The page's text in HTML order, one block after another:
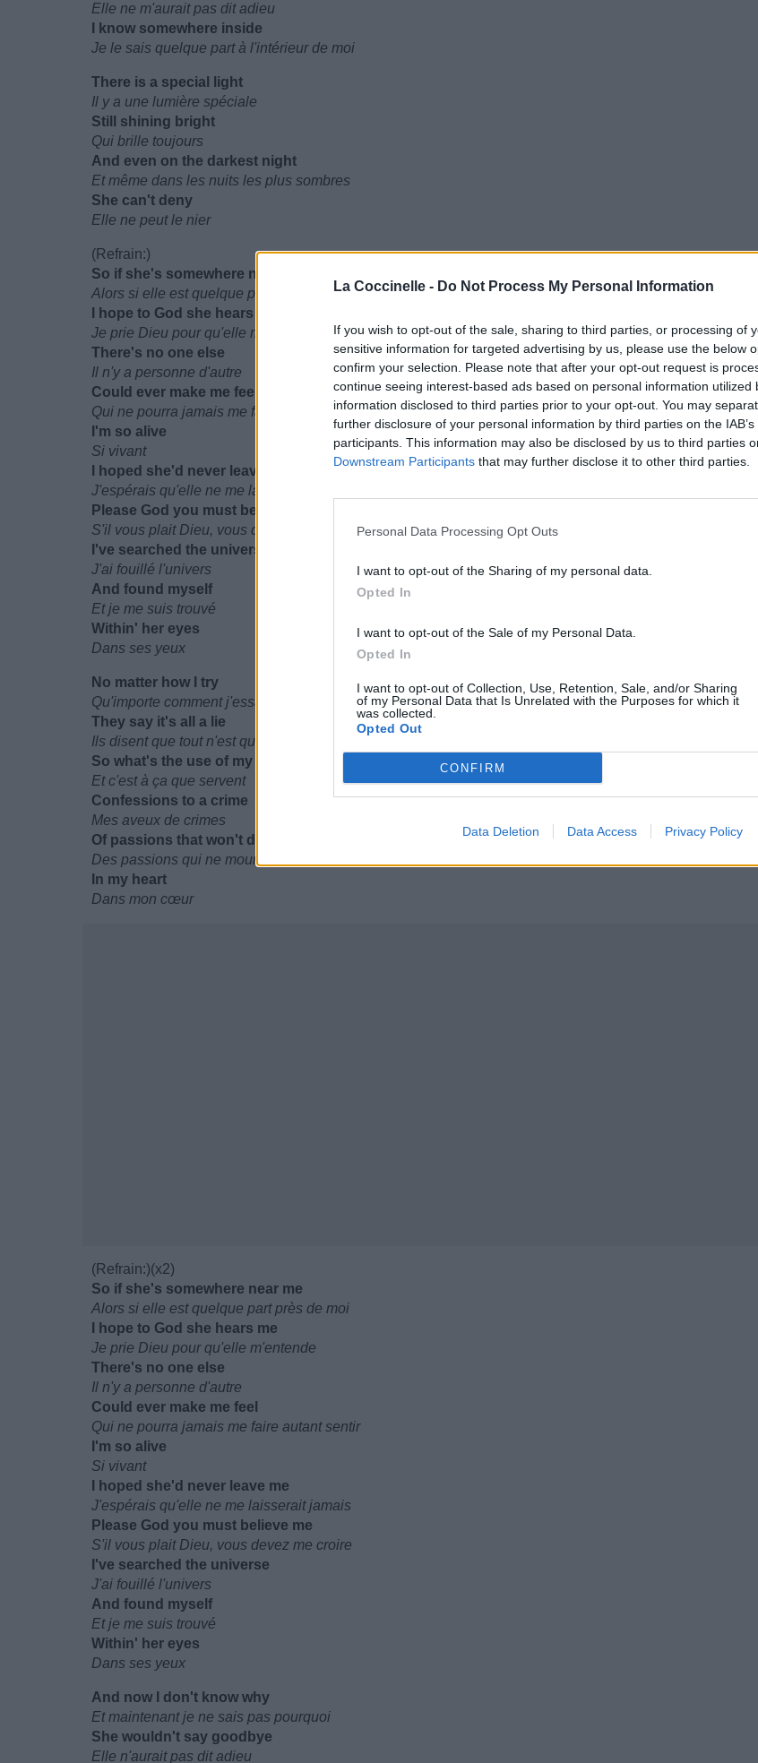
La Coccinelle - Do Not Process My Personal Information
If you wish to opt-out of the sale, sharing to third parties, or processing of
sensitive information for targeted advertising by us, please use the below
confirm your selection. Please note that after your opt-out request is
continue seeing interest-based ads based on personal information utilized
information disclosed to third parties prior to your opt-out. You may
further disclosure of your personal information by third parties on the
participants. This information may also be disclosed by us to third parties
Downstream Participants that may further disclose it to other third parties.
Personal Data Processing Opt Outs
I want to opt-out of the Sharing of my personal data.
Opted In
I want to opt-out of the Sale of my Personal Data.
Opted In
I want to opt-out of Collection, Use, Retention, Sale, and/or Sharing
of my Personal Data that Is Unrelated with the Purposes for which it
was collected.
Opted Out
CONFIRM
Data Deletion Data Access Privacy Policy
Elle ne m'aurait pas dit adieu
I know somewhere inside
Je le sais quelque part à l'intérieur de moi
There is a special light
Il y a une lumière spéciale
Still shining bright
Qui brille toujours
And even on the darkest night
Et même dans les nuits les plus sombres
She can't deny
Elle ne peut le nier
(Refrain:)
So if she's somewhere near me
Alors si elle est quelque part près de moi
I hope to God she hears me
Je prie Dieu pour qu'elle m'entende
There's no one else
Il n'y a personne d'autre
Could ever make me feel
Qui ne pourra jamais me faire autant sentir
I'm so alive
Si vivant
I hoped she'd never leave me
J'espérais qu'elle ne me laisserait jamais
Please God you must believe me
S'il vous plait Dieu, vous devez me croire
I've searched the universe
J'ai fouillé l'univers
And found myself
Et je me suis trouvé
Within' her eyes
Dans ses yeux
No matter how I try
Qu'importe comment j'essaye
They say it's all a lie
Ils disent que tout n'est que mensonge
So what's the use of my
Et c'est à ça que servent
Confessions to a crime
Mes aveux de crimes
Of passions that won't die
Des passions qui ne mourront pas
In my heart
Dans mon cœur
(Refrain:)(x2)
So if she's somewhere near me
Alors si elle est quelque part près de moi
I hope to God she hears me
Je prie Dieu pour qu'elle m'entende
There's no one else
Il n'y a personne d'autre
Could ever make me feel
Qui ne pourra jamais me faire autant sentir
I'm so alive
Si vivant
I hoped she'd never leave me
J'espérais qu'elle ne me laisserait jamais
Please God you must believe me
S'il vous plait Dieu, vous devez me croire
I've searched the universe
J'ai fouillé l'univers
And found myself
Et je me suis trouvé
Within' her eyes
Dans ses yeux
And now I don't know why
Et maintenant je ne sais pas pourquoi
She wouldn't say goodbye
Elle n'aurait pas dit adieu